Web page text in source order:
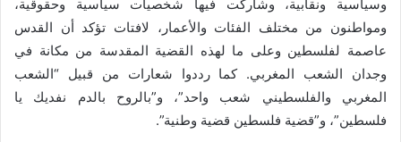
وسياسية ونقابية، وشاركت فيها شخصيات سياسية وحقوقية،
ومواطنون من مختلف الفئات والأعمار، لافتات تؤكد أن القدس
عاصمة لفلسطين وعلى ما لهذه القضية المقدسة من مكانة في
وجدان الشعب المغربي. كما رددوا شعارات من قبيل “الشعب
المغربي والفلسطيني شعب واحد”، و”بالروح بالدم نفديك يا
فلسطين”، و”قضية فلسطين قضية وطنية”.